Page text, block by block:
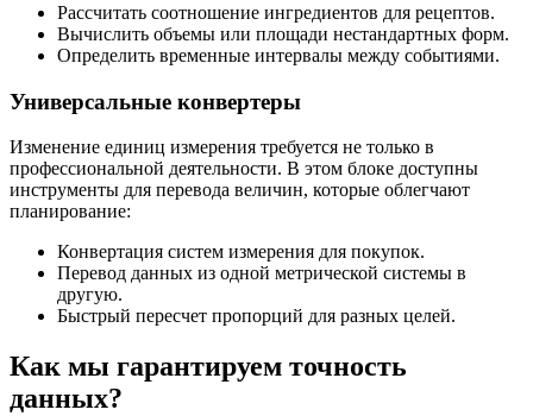
Рассчитать соотношение ингредиентов для рецептов.
Вычислить объемы или площади нестандартных форм.
Определить временные интервалы между событиями.
Универсальные конвертеры
Изменение единиц измерения требуется не только в
профессиональной деятельности. В этом блоке доступны
инструменты для перевода величин, которые облегчают
планирование:
Конвертация систем измерения для покупок.
Перевод данных из одной метрической системы в
другую.
Быстрый пересчет пропорций для разных целей.
Как мы гарантируем точность
данных?